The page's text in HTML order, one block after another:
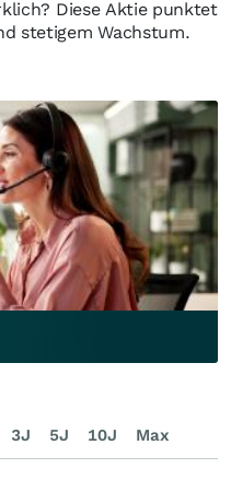
Diese Aktie punktet
stetigem Wachstum.
3J 5J 10J Max